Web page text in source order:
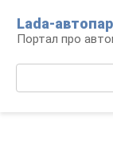
контенту
Lada-
Портал про